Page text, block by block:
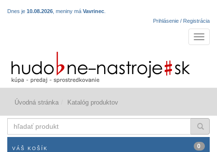
Dnes je 10.08.2026 , meniny má Vavrinec
Prihlásenie / Registrácia
Úvodná stránka Katalóg produktov
produkt
VÁŠ KOŠÍK 0